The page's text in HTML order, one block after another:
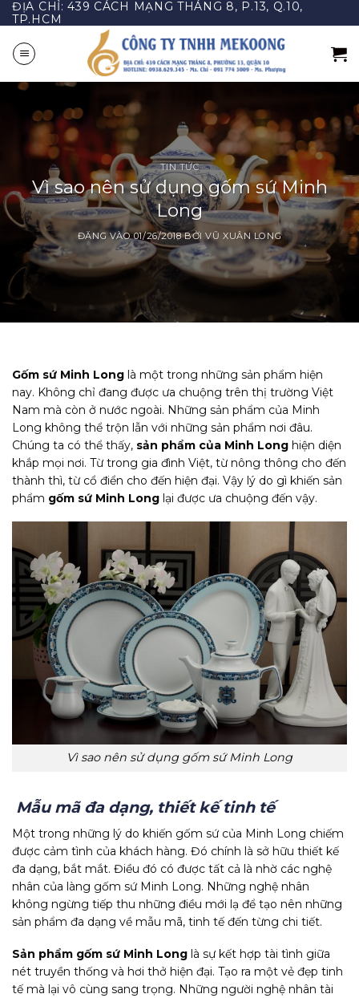
Bỏ
qua
nội
dung
ĐỊA CHỈ: 439 CÁCH MẠNG THÁNG 8, P.13, Q.10,
TP.HCM
TIN TỨC
Vì sao nên sử dụng gốm sứ Minh
Long
ĐĂNG VÀO01/26/2018 BỞIVŨ XUÂN LONG
Gốm sứ Minh Long là một trong những sản phẩm hiện
nay. Không chỉ đang được ưa chuộng trên thị trường Việt
Nam mà còn ở nước ngoài. Những sản phẩm của Minh
Long không thể trộn lẫn với những sản phẩm nơi đâu.
Chúng ta có thể thấy, sản phẩm của Minh Long hiện diện
khắp mọi nơi. Từ trong gia đình Việt, từ nông thông cho đến
thành thì, từ cổ điển cho đến hiện đại. Vậy lý do gì khiến sản
phẩm gốm sứ Minh Long lại được ưa chuộng đến vậy.
Vì sao nên sử dụng gốm sứ Minh Long
Mẫu mã đa dạng, thiết kế tinh tế
Một trong những lý do khiến gốm sứ của Minh Long chiếm
được cảm tình của khách hàng. Đó chính là sở hữu thiết kế
đa dạng, bắt mắt. Điều đó có được tất cả là nhờ các nghệ
nhân của làng gốm sứ Minh Long. Những nghệ nhân
không ngừng tiếp thu những điều mới lạ để tạo nên những
sản phẩm đa dạng về mẫu mã, tinh tế đến từng chi tiết.
Sản phẩm gốm sứ Minh Long là sự kết hợp tài tình giữa
nét truyền thống và hơi thở hiện đại. Tạo ra một vẻ đẹp tinh
tế mà lại vô cùng sang trọng. Những người nghệ nhân tài